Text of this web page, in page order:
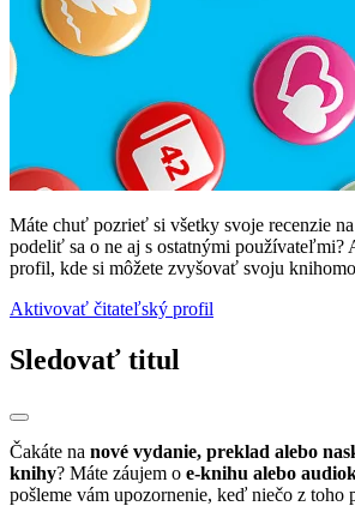
Máte chuť pozrieť si všetky svoje recenzie
podeliť sa o ne aj s ostatnými
profil, kde si môžete zvyšovať svoju
Aktivovať čitateľský profil
Sledovať titul
Čakáte na nové vydanie, preklad alebo
knihy? Máte záujem o e-knihu alebo
pošleme vám upozornenie, keď niečo z toho